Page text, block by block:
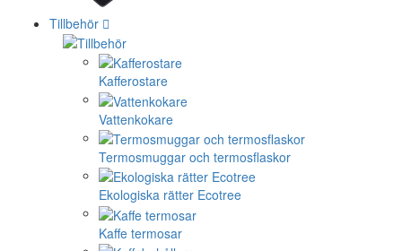
Tillbehör
Kafferostare
Vattenkokare
Termosmuggar och termosflaskor
Ekologiska rätter Ecotree
Kaffe termosar